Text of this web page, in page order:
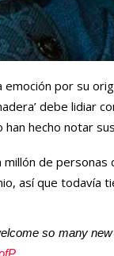
emoción por su
debe lidiar
hecho notar
de personas
así que todavía
so many new